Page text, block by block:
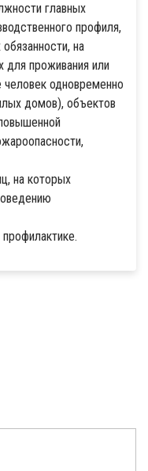
главных
профиля,
на
для проживания или
одновременно
домов), объектов
на которых